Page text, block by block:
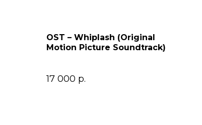
OST – Whiplash (Original
Motion Picture Soundtrack)
17 000 р.